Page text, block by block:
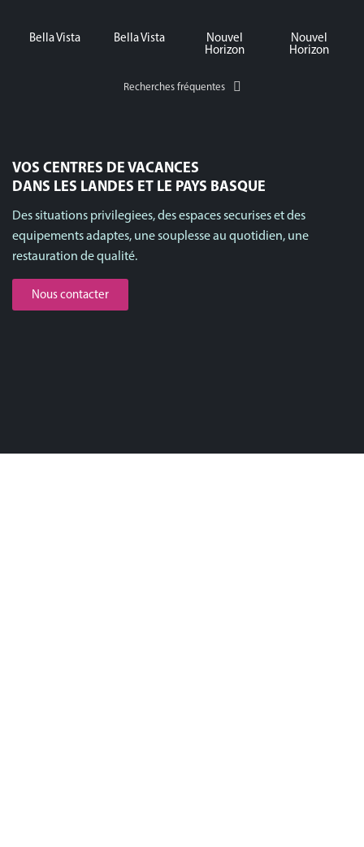
Bella Vista Bella Vista
Nouvel
Horizon
Nouvel
Horizon
Recherches fréquentes
VOS CENTRES DE VACANCES
DANS LES LANDES ET LE PAYS BASQUE
Des situations privilegiees, des espaces securises et des
equipements adaptes, une souplesse au quotidien, une
restauration de qualité.
Nous contacter